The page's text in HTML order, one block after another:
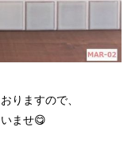
りますので、
ませ😋